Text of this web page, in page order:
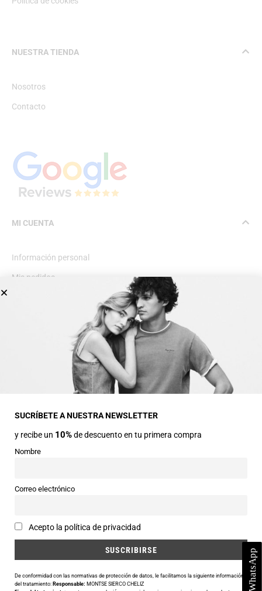
NUESTRA TIENDA
Nosotros
Contacto
MI CUENTA
Información personal
Mis pedidos
INFORMACIÓN GENERAL
22330 Ainsa (Huesca)
Teléfonos
974 50 00 43
Horarios
Email
SUCRÍBETE A NUESTRA NEWSLETTER
y recibe un 10%de descuento en tu primera compra
Nombre
Correo electrónico
Acepto la política de privacidad
De conformidad con las normativas de protección de datos, le facilitamos la siguiente información
del tratamiento: Responsable: MONTSE SIERCO CHELIZ